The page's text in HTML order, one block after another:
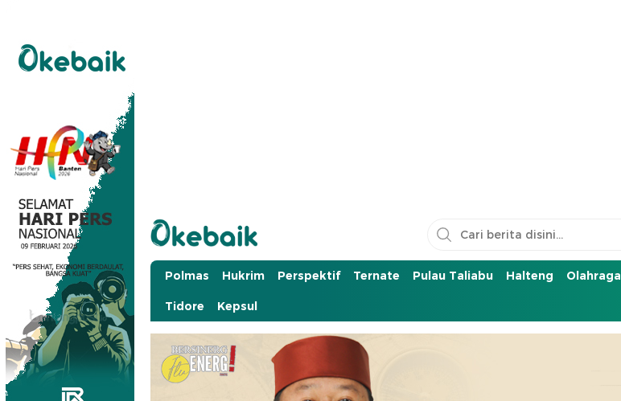
Okebaik.id
Baiknya Dibaca
Polmas Hukrim Perspektif Ternate Pulau Taliabu Halteng Olahraga
Tidore Kepsul